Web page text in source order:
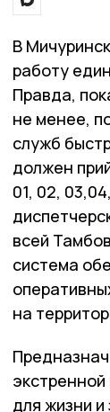
В
работу
Правда,
не менее,
служб
должен
01, 02,
всей
система
на
для жизни